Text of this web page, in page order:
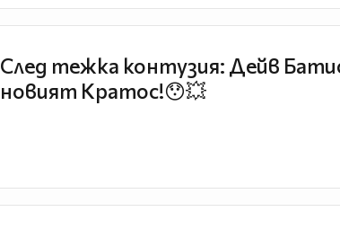
След тежка контузия: Дейв
новият Кратос!😯💥